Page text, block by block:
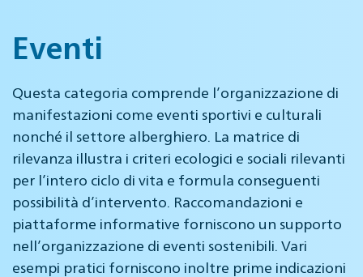
Eventi
Questa categoria comprende l’organizzazione di
manifestazioni come eventi sportivi e culturali
nonché il settore alberghiero. La matrice di
rilevanza illustra i criteri ecologici e sociali rilevanti
per l’intero ciclo di vita e formula conseguenti
possibilità d’intervento. Raccomandazioni e
piattaforme informative forniscono un supporto
nell’organizzazione di eventi sostenibili. Vari
esempi pratici forniscono inoltre prime indicazioni